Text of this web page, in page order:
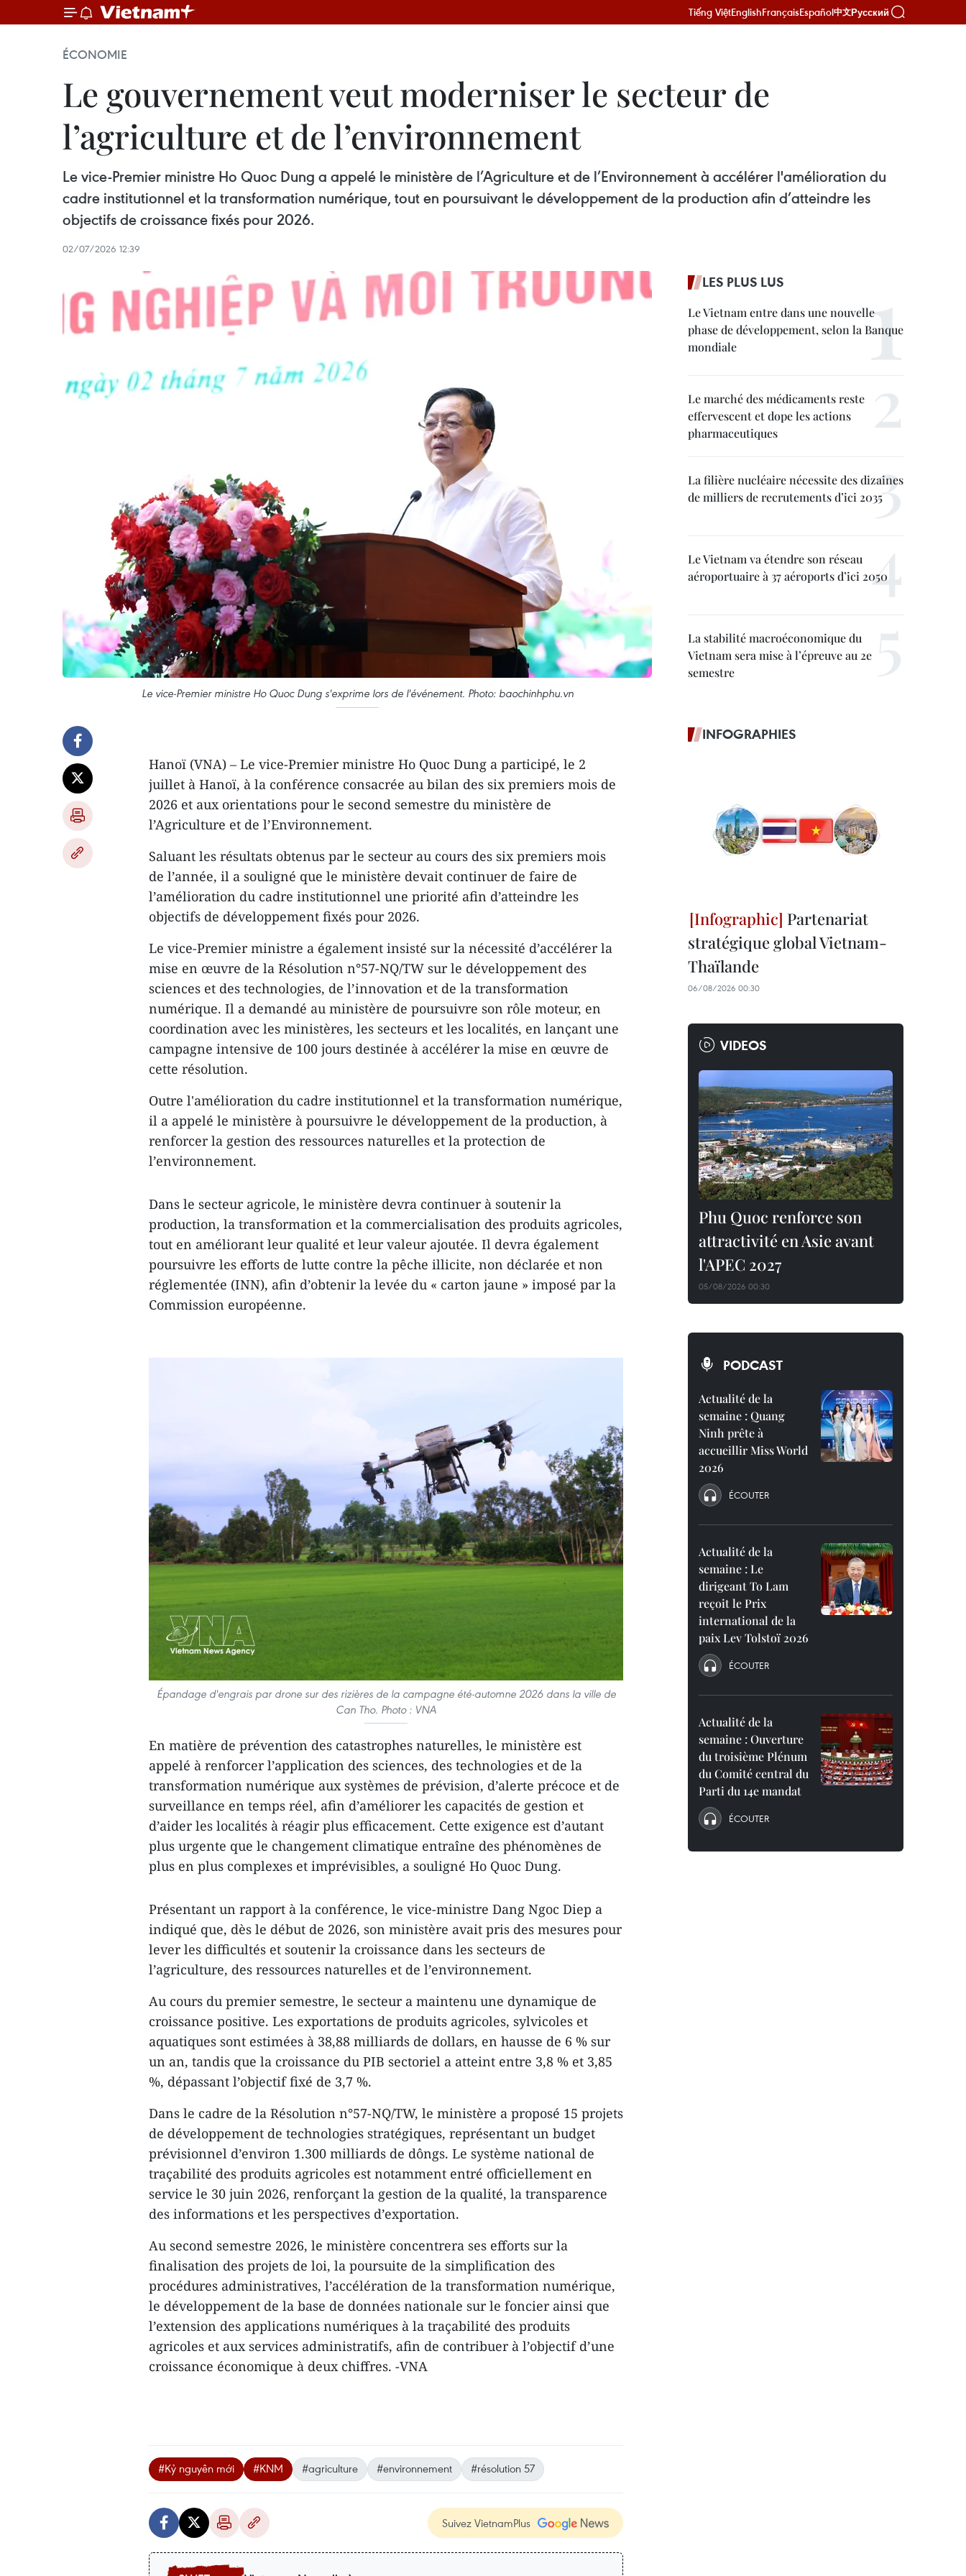
Tiếng ViệtEnglishFrançaisEspañol中文Русский
ÉCONOMIE
Le gouvernement veut moderniser le secteur de
l’agriculture et de l’environnement
Le vice-Premier ministre Ho Quoc Dung a appelé le ministère de l’Agriculture et de l’Environnement à accélérer l'amélioration du
cadre institutionnel et la transformation numérique, tout en poursuivant le développement de la production afin d’atteindre les
objectifs de croissance fixés pour 2026.
02/07/2026 12:39
Le vice-Premier ministre Ho Quoc Dung s'exprime lors de l'événement. Photo: baochinhphu.vn
Hanoï (VNA) – Le vice-Premier ministre Ho Quoc Dung a participé, le 2
juillet à Hanoï, à la conférence consacrée au bilan des six premiers mois de
2026 et aux orientations pour le second semestre du ministère de
l’Agriculture et de l’Environnement.
Saluant les résultats obtenus par le secteur au cours des six premiers mois
de l’année, il a souligné que le ministère devait continuer de faire de
l’amélioration du cadre institutionnel une priorité afin d’atteindre les
objectifs de développement fixés pour 2026.
Le vice-Premier ministre a également insisté sur la nécessité d’accélérer la
mise en œuvre de la Résolution n°57-NQ/TW sur le développement des
sciences et des technologies, de l’innovation et de la transformation
numérique. Il a demandé au ministère de poursuivre son rôle moteur, en
coordination avec les ministères, les secteurs et les localités, en lançant une
campagne intensive de 100 jours destinée à accélérer la mise en œuvre de
cette résolution.
Outre l'amélioration du cadre institutionnel et la transformation numérique,
il a appelé le ministère à poursuivre le développement de la production, à
renforcer la gestion des ressources naturelles et la protection de
l’environnement.
Dans le secteur agricole, le ministère devra continuer à soutenir la
production, la transformation et la commercialisation des produits agricoles,
tout en améliorant leur qualité et leur valeur ajoutée. Il devra également
poursuivre les efforts de lutte contre la pêche illicite, non déclarée et non
réglementée (INN), afin d’obtenir la levée du « carton jaune » imposé par la
Commission européenne.
Épandage d'engrais par drone sur des rizières de la campagne été-automne 2026 dans la ville de
Can Tho. Photo : VNA
En matière de prévention des catastrophes naturelles, le ministère est
appelé à renforcer l’application des sciences, des technologies et de la
transformation numérique aux systèmes de prévision, d’alerte précoce et de
surveillance en temps réel, afin d’améliorer les capacités de gestion et
d’aider les localités à réagir plus efficacement. Cette exigence est d’autant
plus urgente que le changement climatique entraîne des phénomènes de
plus en plus complexes et imprévisibles, a souligné Ho Quoc Dung.
Présentant un rapport à la conférence, le vice-ministre Dang Ngoc Diep a
indiqué que, dès le début de 2026, son ministère avait pris des mesures pour
lever les difficultés et soutenir la croissance dans les secteurs de
l’agriculture, des ressources naturelles et de l’environnement.
Au cours du premier semestre, le secteur a maintenu une dynamique de
croissance positive. Les exportations de produits agricoles, sylvicoles et
aquatiques sont estimées à 38,88 milliards de dollars, en hausse de 6 % sur
un an, tandis que la croissance du PIB sectoriel a atteint entre 3,8 % et 3,85
%, dépassant l’objectif fixé de 3,7 %.
Dans le cadre de la Résolution n°57-NQ/TW, le ministère a proposé 15 projets
de développement de technologies stratégiques, représentant un budget
prévisionnel d’environ 1.300 milliards de dôngs. Le système national de
traçabilité des produits agricoles est notamment entré officiellement en
service le 30 juin 2026, renforçant la gestion de la qualité, la transparence
des informations et les perspectives d’exportation.
Au second semestre 2026, le ministère concentrera ses efforts sur la
finalisation des projets de loi, la poursuite de la simplification des
procédures administratives, l’accélération de la transformation numérique,
le développement de la base de données nationale sur le foncier ainsi que
l’extension des applications numériques à la traçabilité des produits
agricoles et aux services administratifs, afin de contribuer à l’objectif d’une
croissance économique à deux chiffres. -VNA
#Kỷ nguyên mới #KNM #agriculture #environnement #résolution 57
Suivez VietnamPlus
LES PLUS LUS
Le Vietnam entre dans une nouvelle
phase de développement, selon la Banque
mondiale
Le marché des médicaments reste
effervescent et dope les actions
pharmaceutiques
La filière nucléaire nécessite des dizaines
de milliers de recrutements d’ici 2035
Le Vietnam va étendre son réseau
aéroportuaire à 37 aéroports d’ici 2050
La stabilité macroéconomique du
Vietnam sera mise à l’épreuve au 2e
semestre
INFOGRAPHIES
Partenariat
stratégique global Vietnam-
Thaïlande
06/08/2026 00:30
VIDEOS
Phu Quoc renforce son
attractivité en Asie avant
l'APEC 2027
05/08/2026 00:30
PODCAST
Actualité de la
semaine : Quang
Ninh prête à
accueillir Miss World
2026
ÉCOUTER
Actualité de la
semaine : Le
dirigeant To Lam
reçoit le Prix
international de la
paix Lev Tolstoï 2026
ÉCOUTER
Actualité de la
semaine : Ouverture
du troisième Plénum
du Comité central du
Parti du 14e mandat
ÉCOUTER